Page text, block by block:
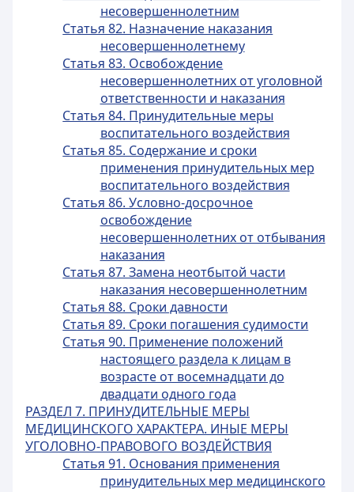
несовершеннолетним
Статья 82. Назначение наказания
несовершеннолетнему
Статья 83. Освобождение
несовершеннолетних от уголовной
ответственности и наказания
Статья 84. Принудительные меры
воспитательного воздействия
Статья 85. Содержание и сроки
применения принудительных мер
воспитательного воздействия
Статья 86. Условно-досрочное
освобождение
несовершеннолетних от отбывания
наказания
Статья 87. Замена неотбытой части
наказания несовершеннолетним
Статья 88. Сроки давности
Статья 89. Сроки погашения судимости
Статья 90. Применение положений
настоящего раздела к лицам в
возрасте от восемнадцати до
двадцати одного года
РАЗДЕЛ 7. ПРИНУДИТЕЛЬНЫЕ МЕРЫ
МЕДИЦИНСКОГО ХАРАКТЕРА. ИНЫЕ МЕРЫ
УГОЛОВНО-ПРАВОВОГО ВОЗДЕЙСТВИЯ
Статья 91. Основания применения
принудительных мер медицинского